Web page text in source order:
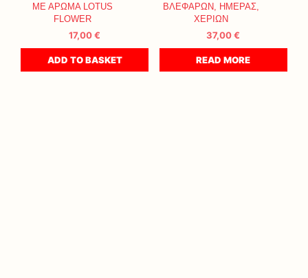
ΜΕ ΑΡΩΜΑ LOTUS
FLOWER
17,00€
ADD TO BASKET
ΒΛΕΦΑΡΩΝ, ΗΜΕΡΑΣ,
ΧΕΡΙΩΝ
37,00€
READ MORE